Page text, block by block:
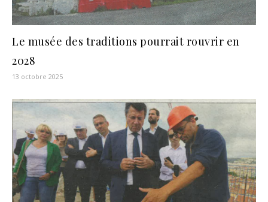
Le musée des traditions pourrait rouvrir en
2028
13 octobre 2025